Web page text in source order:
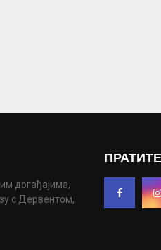
догађајима,
с Дервентом,